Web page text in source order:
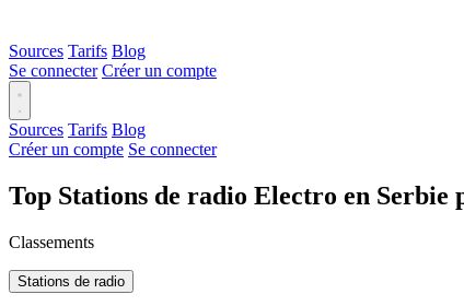
Sources Tarifs Blog
Se connecter Créer un compte
Sources Tarifs Blog
Créer un compte Se connecter
Top Stations de radio Electro en Serbie
Classements
Stations de radio